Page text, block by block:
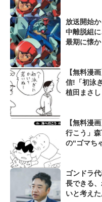
放送開始
中離脱組
最期に懐
【無料漫
信!「初泳
植田まさし
【無料漫
行こう」
の“ゴマち
ゴンドラ
長できる
いと考え